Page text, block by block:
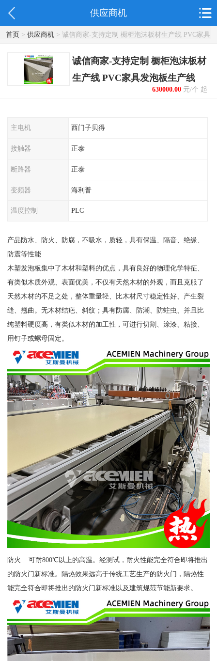
供应商机
首页> 供应商机> 诚信商家-支持定制 橱柜泡沫板材生产线 PVC家具
发泡板生产线
诚信商家-支持定制 橱柜泡沫板材
生产线 PVC家具发泡板生产线
630000.00元/个 起
主电机 西门子贝得
接触器 正泰
断路器 正泰
变频器 海利普
温度控制 PLC
产品防水、防火、防腐，不吸水，质轻，具有保温、隔音、绝缘、
防震等性能
木塑发泡板集中了木材和塑料的优点，具有良好的物理化学特征、
有类似木质外观、表面优美，不仅有天然木材的外观，而且克服了
天然木材的不足之处，整体重量轻、比木材尺寸稳定性好、产生裂
缝、翘曲。无木材结疤、斜纹；具有防腐、防潮、防蛀虫、并且比
纯塑料硬度高，有类似木材的加工性，可进行切割、涂漆、粘接、
用钉子或螺母固定。
防火 可耐800℃以上的高温。经测试，耐火性能完全符合即将推出
的防火门新标准。隔热效果远高于传统工艺生产的防火门，隔热性
能完全符合即将推出的防火门新标准以及建筑规范节能新要求。